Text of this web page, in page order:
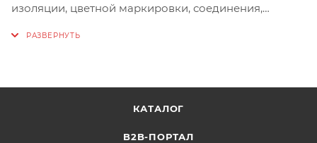
изоляции, цветной маркировки, соединения,
окружающей среды. Выполнена из
высококачественной ПВХ-пленки с клеевым слоем.
КАТАЛОГ
B2B-ПОРТАЛ